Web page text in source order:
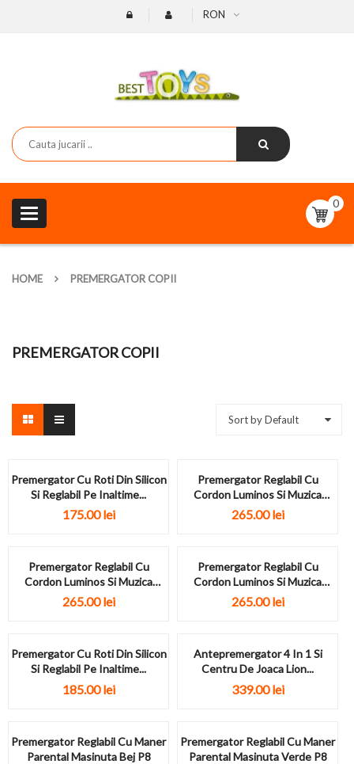
RON
Toggle
navigation
0
HOME PREMERGATOR COPII
PREMERGATOR COPII
Sort by Default
Premergator Cu Roti Din Silicon
Si Reglabil Pe Inaltime...
175.00lei
Premergator Reglabil Cu
Cordon Luminos Si Muzica
Iepuras Roz
265.00lei
Premergator Reglabil Cu
Cordon Luminos Si Muzica
Iepuras Turcoaz
265.00lei
Premergator Reglabil Cu
Cordon Luminos Si Muzica
Iepuras Verde
265.00lei
Premergator Cu Roti Din Silicon
Si Reglabil Pe Inaltime...
185.00lei
Antepremergator 4 In 1 Si
Centru De Joaca Lion...
339.00lei
Premergator Reglabil Cu Maner
Parental Masinuta Bej P8
Premergator Reglabil Cu Maner
Parental Masinuta Verde P8